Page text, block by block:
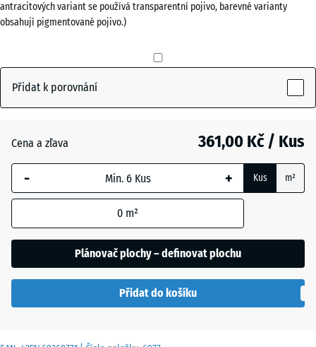
Travní
zelená(active)
Antracit - 70,00 Kč
šedá
Cihlově
antracitových variant se používá transparentní pojivo, barevné varianty
obsahují pigmentované pojivo.)
Přidat k porovnání
Cena a zľava 361,00 Kč / Kus
- + Kus m²
0 m²
Plánovač plochy – definovat plochu
Přidat do košíku